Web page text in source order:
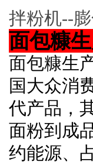
拌粉机--
面包糠
面包糠生
国大众消
代产品，
面粉到成
约能源、